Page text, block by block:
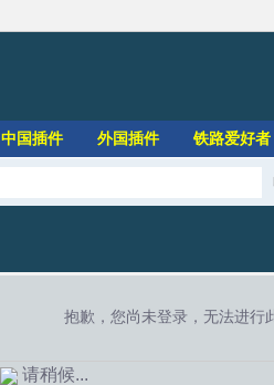
中国插件 外国插件 铁路爱好者
抱歉，您尚未登录，无法进行
请稍候...